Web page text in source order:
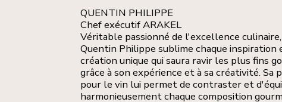
QUENTIN PHILIPPE
Chef exécutif ARAKEL
Véritable passionné de l'excellence culinaire,
Quentin Philippe sublime chaque inspiration
création unique qui saura ravir les plus fins
grâce à son expérience et à sa créativité. Sa
pour le vin lui permet de contraster et
harmonieusement chaque composition